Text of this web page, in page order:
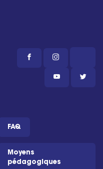
FAQ
Moyens
pédagogiques